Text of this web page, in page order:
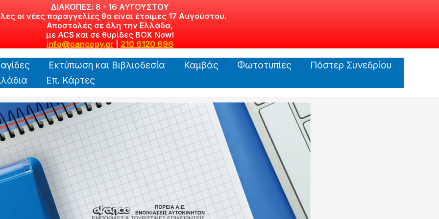
ΔΙΑΚΟΠΕΣ: 8 - 16 ΑΥΓΟΥΣΤΟΥ
οι νέες παραγγελίες θα είναι έτοιμες 17 Αυγούστου.
Αποστολές σε όλη την Ελλάδα,
με ACS και σε θυρίδες BOX Now!
info@pancopy.gr
210 6120 696
Εκτύπωση και Βιβλιοδεσία Καμβάς Φωτοτυπίες
Πόστερ Συνεδρίου
Επ. Κάρτες